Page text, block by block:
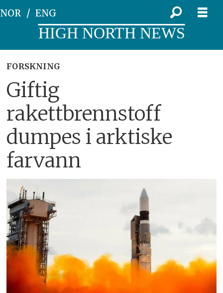
NOR ENG
HIGH NORTH NEWS
FORSKNING
Giftig
rakettbrennstoff
dumpes i arktiske
farvann